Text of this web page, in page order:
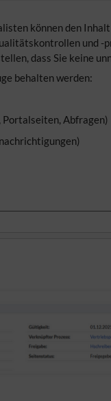
können den
und
dass Sie keine
behalten werden:
Abfragen)